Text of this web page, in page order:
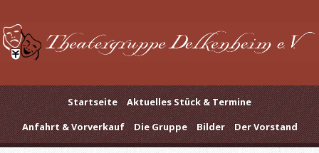
Startseite
Aktuelles Stück & Termine
Anfahrt & Vorverkauf
Die Gruppe Bilder Der Vorstand